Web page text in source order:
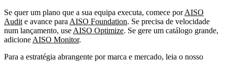
Se quer um plano que a sua equipa executa, comece porAISO
Audit e avance para AISO Foundation. Se precisa de velocidade
num lançamento, use AISO Optimize. Se gere um catálogo grande,
adicione AISO Monitor.
Para a estratégia abrangente por marca e mercado, leia o nosso